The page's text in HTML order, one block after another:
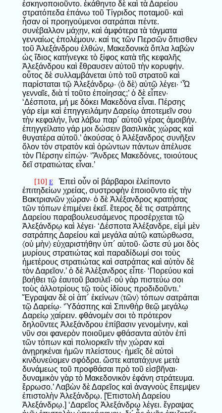
ἐσκηνοποιοῦντο. ἐκάθηντο δὲ καὶ τὰ Δαρείου
στρατόπεδα ἐπάνω τοῦ Τίγριδος ποταμοῦ· καὶ
ἦσαν οἱ προηγούμενοι σατράπαι πέντε.
συνέβαλλον μάχην, καὶ ἀμφότερα τὰ τάγματα
γενναίως ἐπολέμουν. καί τις τῶν Περσῶν ὄπισθεν
τοῦ Ἀλεξάνδρου ἐλθών, Μακεδονικὰ ὅπλα λαβὼν
ὡς ἴδιος κατήνεγκε τὸ ξίφος κατὰ τῆς κεφαλῆς
Ἀλεξάνδρου καὶ ἔθραυσεν αὐτοῦ τὴν κορυφήν.
οὗτος δὲ συλλαμβάνεται ὑπὸ τοῦ στρατοῦ καὶ
παρίσταται τῷ Ἀλεξάνδρῳ· 〈ὁ δὲ〉 αὐτῷ λέγει· ‘Ὦ
γενναῖε, διὰ τί τοῦτο ἐποίησας;’ ὁ δὲ εἶπεν·
‘Δέσποτα, μή με δόκει Μακεδόνα εἶναι. Πέρσης
γάρ εἰμι καὶ ἐπηγγειλάμην Δαρείῳ ἀποτεμεῖν σου
τὴν κεφαλήν, ἵνα λάβω παρ´ αὐτοῦ γέρας ἀμοιβήν.
ἐπηγγείλατο γάρ μοι δώσειν βασιλικὰς χώρας καὶ
θυγατέρα αὐτοῦ.’ ἀκούσας ὁ Ἀλέξανδρος συνῆξεν
ὅλον τὸν στρατὸν καὶ ὁρώντων πάντων ἀπέλυσε
τὸν Πέρσην εἰπών· ‘Ἄνδρες Μακεδόνες, τοιούτους
δεῖ στρατιώτας εἶναι.’
[10] E
Ἐπεὶ οὖν οἱ βάρβαροι ἐλείποντο
ἐπιτηδείων χρείας, συστροφὴν ἐποιοῦντο εἰς τὴν
Βακτριανῶν χώραν· ὁ δὲ Ἀλέξανδρος κρατήσας
τῶν τόπων ἐπιμένει ἐκεῖ. ἕτερος δέ τις σατράπης
Δαρείου παραβουλευσάμενος προσέρχεται τῷ
Ἀλεξάνδρῳ καὶ λέγει· ‘Δέσποτα Ἀλέξανδρε, εἰμὶ μὲν
σατράπης Δαρείου καὶ μεγάλα αὐτῷ κατώρθωσα,
〈οὐ μὴν〉 εὐχαριστήθην ὑπ´ αὐτοῦ· ὥστε σύ μοι δὸς
μυρίους στρατιώτας καὶ παραδίδωμί σοι τοὺς
ἡμετέρους στρατιώτας καὶ σατράπας καὶ αὐτὸν δὲ
τὸν Δαρεῖον.’ ὁ δὲ Ἀλέξανδρος εἶπε· ‘Πορεύου καὶ
βοήθει τῷ ἑαυτοῦ βασιλεῖ· οὐ γὰρ πιστεύω σοι
τοὺς ἀλλοτρίους τῷ τοὺς ἰδίους προδιδοῦντι.’
Ἔγραψαν δὲ οἱ ἀπ´ ἐκείνων 〈τῶν〉 τόπων σατράπαι
τῷ Δαρείῳ· ‘Ὑδάσπης καὶ Σπινθὴρ θεῷ μεγάλῳ
Δαρείῳ χαίρειν. φθάνομέν σοι τὸ πρότερον
δηλοῦντες Ἀλεξάνδρου ἐπίβασιν γενομένην, καὶ
νῦν σοι φανερὸν ποιοῦμεν φθάσαντα αὐτὸν ἐπὶ
τῶν τόπων καὶ πολιορκεῖν τὴν χώραν καὶ
ἀνῃρηκέναι ἡμῶν πλείστους· ἡμεῖς δὲ αὐτοὶ
κινδυνεύομεν σφόδρα. ὥστε κατατάχυνε μετὰ
δυνάμεως τοῦ προφθάσαι πρὸ τοῦ εἰσβῆναι·
δυναμικὸν γὰρ τὸ Μακεδονικὸν ἐφάνη στράτευμα.
ἔρρωσο.’ Λαβὼν δὲ Δαρεῖος καὶ ἀναγνοὺς ἔπεμψεν
ἐπιστολὴν Ἀλεξάνδρῳ. [Ἐπιστολὴ Δαρείου
Ἀλεξάνδρῳ.] ‘Δαρεῖος Ἀλεξάνδρῳ λέγει. ἔγραψας